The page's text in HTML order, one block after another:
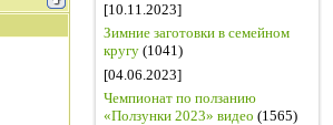
[10.11.2023]
Зимние заготовки в семейном
кругу (1041)
[04.06.2023]
Чемпионат по ползанию
«Ползунки 2023» видео (1565)